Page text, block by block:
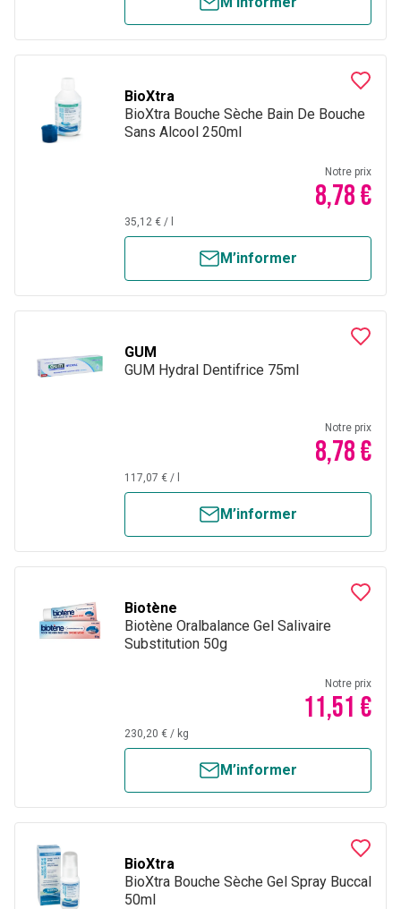
BioXtra
BioXtra Bouche Sèche Bain De Bouche
Sans Alcool 250ml
Notre prix
8,78 €
35,12 € /
M’informer
GUM
GUM Hydral Dentifrice 75ml
Notre prix
8,78 €
117,07 € /
M’informer
Biotène
Biotène Oralbalance Gel Salivaire
Substitution 50g
Notre prix
11,51 €
230,20 € / kg
M’informer
BioXtra
BioXtra Bouche Sèche Gel Spray Buccal
50ml